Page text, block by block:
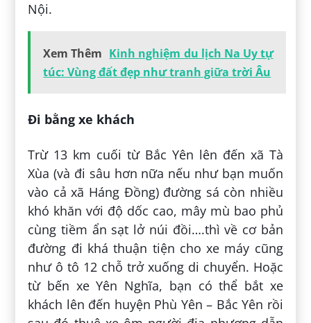
Nội.
Xem Thêm Kinh nghiệm du lịch Na Uy tự
túc: Vùng đất đẹp như tranh giữa trời Âu
Đi bằng xe khách
Trừ 13 km cuối từ Bắc Yên lên đến xã Tà
Xùa (và đi sâu hơn nữa nếu như bạn muốn
vào cả xã Háng Đồng) đường sá còn nhiều
khó khăn với độ dốc cao, mây mù bao phủ
cùng tiềm ẩn sạt lở núi đồi….thì về cơ bản
đường đi khá thuận tiện cho xe máy cũng
như ô tô 12 chỗ trở xuống di chuyển. Hoặc
từ bến xe Yên Nghĩa, bạn có thể bắt xe
khách lên đến huyện Phù Yên – Bắc Yên rồi